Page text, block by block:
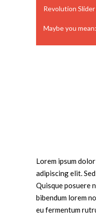
Revolution
Maybe you
Lorem ipsum
adipiscing elit.
Quisque posuere
bibendum lorem
eu fermentum